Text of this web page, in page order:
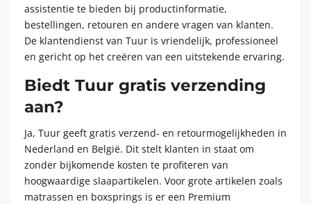
assistentie te bieden bij productinformatie,
bestellingen, retouren en andere vragen van klanten.
De klantendienst van Tuur is vriendelijk, professioneel
en gericht op het creëren van een uitstekende ervaring.
Biedt Tuur gratis verzending
aan?
Ja, Tuur geeft gratis verzend- en retourmogelijkheden in
Nederland en België. Dit stelt klanten in staat om
zonder bijkomende kosten te profiteren van
hoogwaardige slaapartikelen. Voor grote artikelen zoals
matrassen en boxsprings is er een Premium